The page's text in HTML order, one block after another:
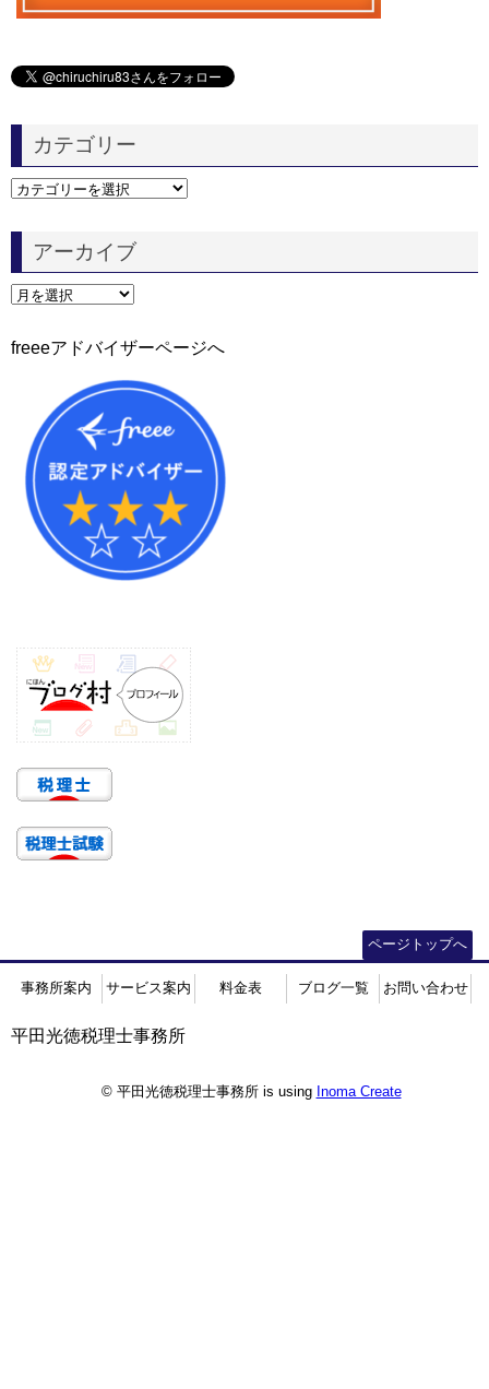
カテゴリー
カ
ゴ
ー
アーカイブ
ア
カ
freeeアドバイザーページへ
ページトップへ
事務所案内 サービス案内 料金表 ブログ一覧 お問い合わせ
平田光徳税理士事務所
© 平田光徳税理士事務所 is using Inoma Create